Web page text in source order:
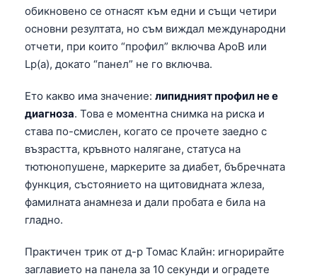
обикновено се отнасят към едни и същи четири
основни резултата, но съм виждал международни
отчети, при които “профил” включва ApoB или
Lp(a), докато “панел” не го включва.
Ето какво има значение: липидният профил не е
диагноза. Това е моментна снимка на риска и
става по-смислен, когато се прочете заедно с
възрастта, кръвното налягане, статуса на
тютюнопушене, маркерите за диабет, бъбречната
функция, състоянието на щитовидната жлеза,
фамилната анамнеза и дали пробата е била на
гладно.
Практичен трик от д-р Томас Клайн: игнорирайте
заглавието на панела за 10 секунди и оградете